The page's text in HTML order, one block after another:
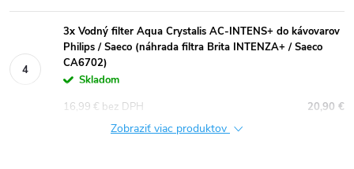
3x Vodný filter Aqua Crystalis AC-INTENS+ do kávovarov
Philips / Saeco (náhrada filtra Brita INTENZA+ / Saeco
CA6702)
Skladom
20,90 €
16,99 € bez DPH
Zobraziť viac produktov